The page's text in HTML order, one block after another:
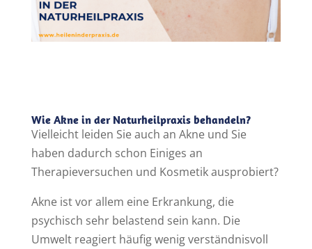
Wie Akne in der Naturheilpraxis behandeln?
Vielleicht leiden Sie auch an Akne und Sie
haben dadurch schon Einiges an
Therapieversuchen und Kosmetik ausprobiert?
Akne ist vor allem eine Erkrankung, die
psychisch sehr belastend sein kann. Die
Umwelt reagiert häufig wenig verständnisvoll